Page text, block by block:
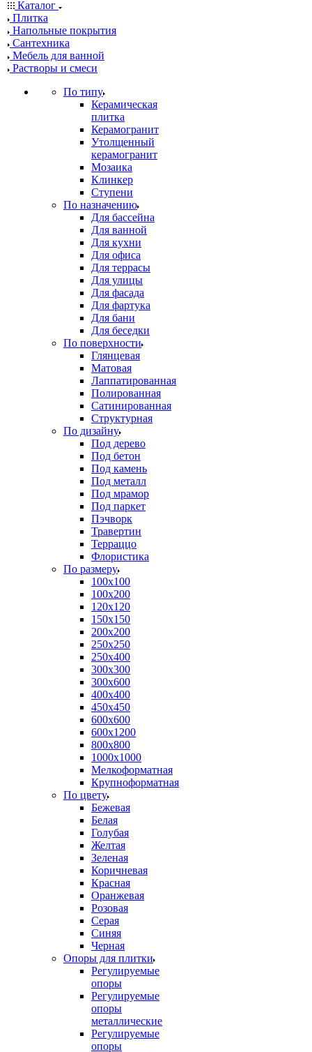
Каталог
Плитка
Напольные покрытия
Сантехника
Мебель для ванной
Растворы и смеси
По типу
Керамическая
плитка
Керамогранит
Утолщенный
керамогранит
Мозаика
Клинкер
Ступени
По назначению
Для бассейна
Для ванной
Для кухни
Для офиса
Для террасы
Для улицы
Для фасада
Для фартука
Для бани
Для беседки
По поверхности
Глянцевая
Матовая
Лаппатированная
Полированная
Сатинированная
Структурная
По дизайну
Под дерево
Под бетон
Под камень
Под металл
Под мрамор
Под паркет
Пэчворк
Травертин
Терраццо
Флористика
По размеру
100х100
100х200
120х120
150х150
200х200
250х250
250х400
300х300
300х600
400х400
450х450
600х600
600х1200
800х800
1000х1000
Мелкоформатная
Крупноформатная
По цвету
Бежевая
Белая
Голубая
Желтая
Зеленая
Коричневая
Красная
Оранжевая
Розовая
Серая
Синяя
Черная
Опоры для плитки
Регулируемые
опоры
Регулируемые
опоры
металлические
Регулируемые
опоры